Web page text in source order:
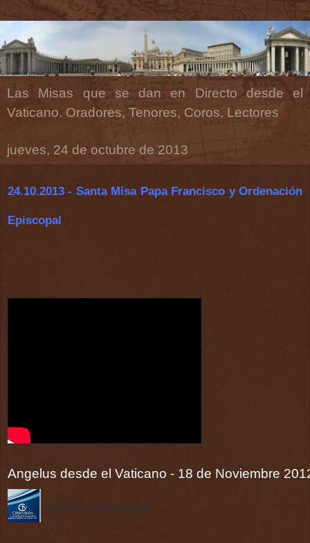
Las Misas que se dan en Directo desde el
Vaticano. Oradores, Tenores, Coros, Lectores
jueves, 24 de octubre de 2013
24.10.2013 - Santa Misa Papa Francisco y Ordenación
Episcopal
Angelus desde el Vaticano - 18 de Noviembre
Canal Cristovision